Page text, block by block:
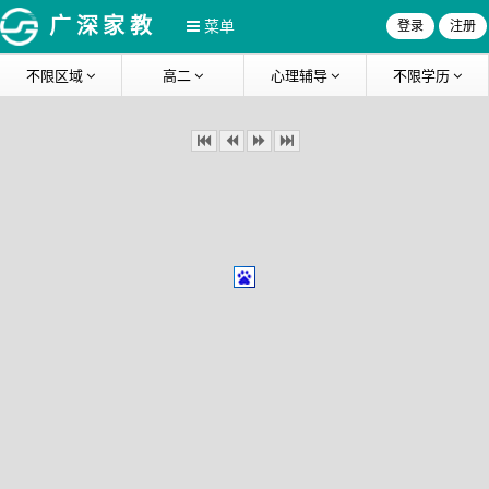
广深家教 菜单 登录 注册
不限区域 高二 心理辅导 不限学历